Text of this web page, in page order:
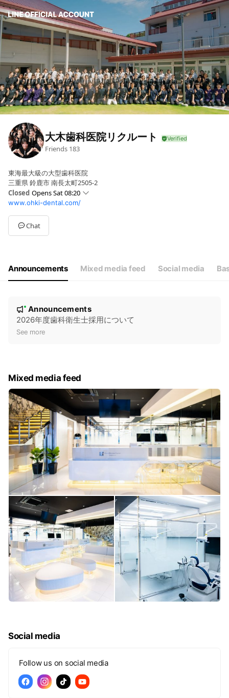
大木歯科医院リクルート
Friends 183
東海最大級の大型歯科医院
三重県 鈴鹿市 南長太町2505-2
Closed Opens Sat 08:20
SunClosed
Mon08:30 - 18:30
Tue08:30 - 18:30
Wed08:30 - 18:30
www.ohki-dental.com/
Chat
Announcements Mixed media feed Social media
e
New
Announcements
2026年度歯科衛生士採用について
See more
Mixed media feed
Social media
Follow us on social media